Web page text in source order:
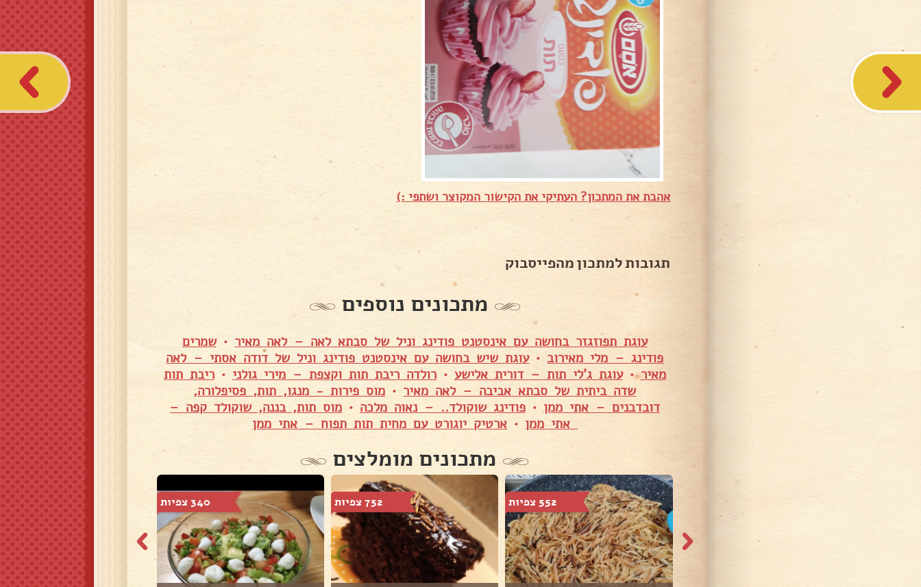
אהבת את המתכון? העתיקי את הקישור המקוצר ושתפי :)
תגובות למתכון מהפייסבוק
מתכונים נוספים
עוגת תפוזגזר בחושה עם אינסטנט פודינג וניל של סבתא לאה – לאה מאיר •שמרים
פודינג – מלי מאירוב •עוגת שיש בחושה עם אינסטנט פודינג וניל של דודה אסתי – לאה
מאיר•עוגת ג'לי תות – דורית אלישע •רולדה ריבת תות וקצפת – מירי גולני •ריבת תות
שדה ביתית של סבתא אביבה – לאה מאיר • מוס פירות - מנגו, תות, פסיפלורה,
דובדבנים – אתי ממן •פודינג שוקולד.. – נאוה מלכה •מוס תות, בננה, שוקולד קפה –
אתי ממן •ארטיק יוגורט עם מחית תות תפוח – אתי ממן
מתכונים מומלצים
498 צפיות 552 צפיות 752 צפיות 340 צפיות